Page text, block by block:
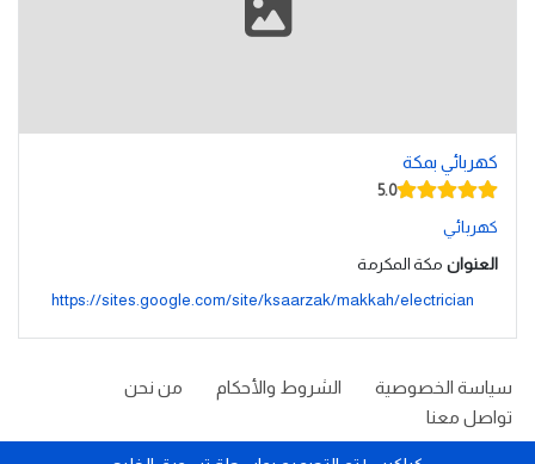
كهربائي بمكة
5.0
كهربائي
العنوان مكة المكرمة
https://sites.google.com/site/ksaarzak/makkah/electrician
سياسة الخصوصية الشروط والأحكام
من نحن
تواصل معنا